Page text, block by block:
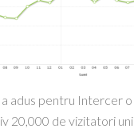
a adus pentru Intercer
20,000 de vizitatori